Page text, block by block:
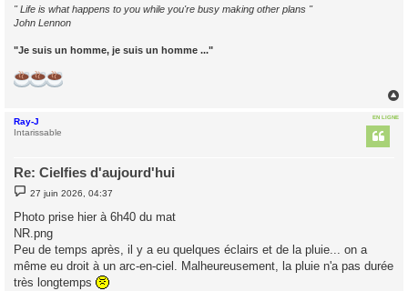
" Life is what happens to you while you're busy making other plans "
John Lennon
"Je suis un homme, je suis un homme ..."
EN LIGNE
Ray-J
Intarissable
Re: Cielfies d'aujourd'hui
M
s
a
e
27 juin 2026, 04:37
Photo prise hier à 6h40 du mat
NR.png
Peu de temps après, il y a eu quelques éclairs et de la pluie... on a
même eu droit à un arc-en-ciel. Malheureusement, la pluie n'a pas durée
très longtemps